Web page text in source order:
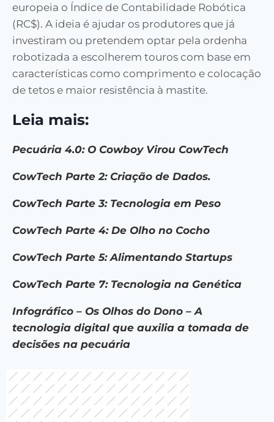
europeia o Índice de Contabilidade Robótica
(RC$). A ideia é ajudar os produtores que já
investiram ou pretendem optar pela ordenha
robotizada a escolherem touros com base em
características como comprimento e colocação
de tetos e maior resistência à mastite.
Leia mais:
Pecuária 4.0: O Cowboy Virou CowTech
CowTech Parte 2: Criação de Dados.
CowTech Parte 3: Tecnologia em Peso
CowTech Parte 4: De Olho no Cocho
CowTech Parte 5: Alimentando Startups
CowTech Parte 7: Tecnologia na Genética
Infográfico – Os Olhos do Dono – A
tecnologia digital que auxilia a tomada de
decisões na pecuária